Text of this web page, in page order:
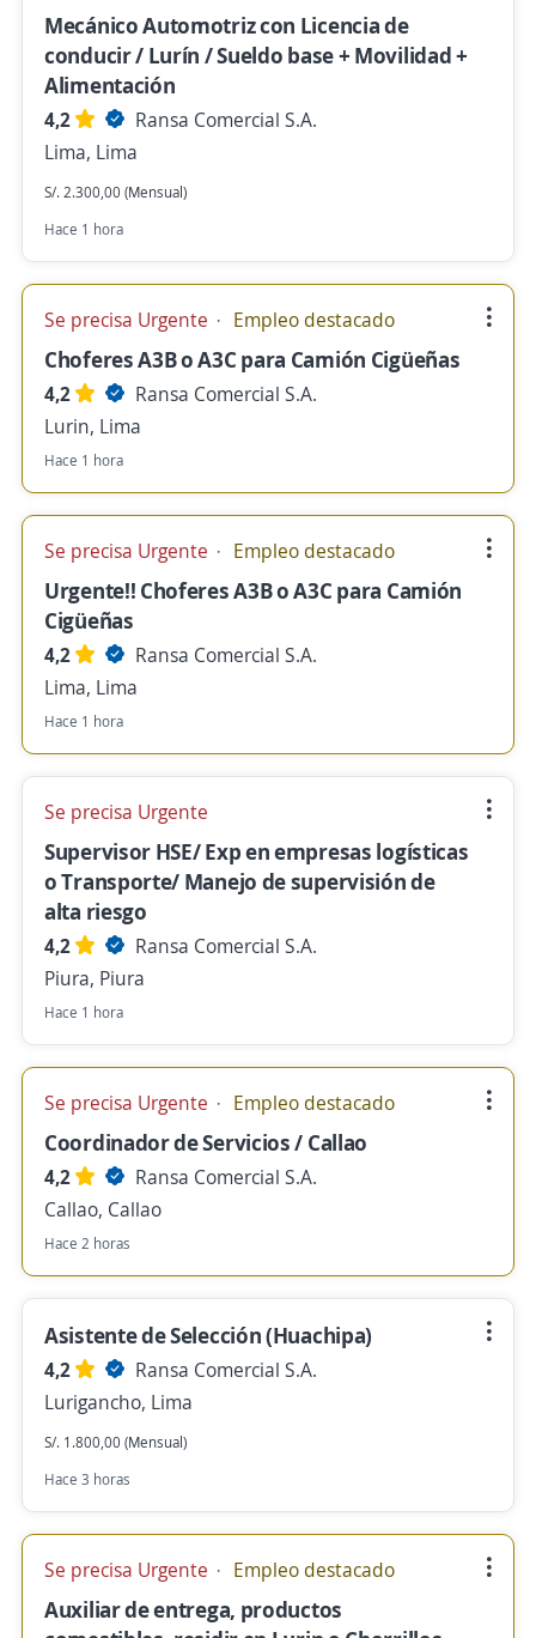
Mecánico Automotriz con Licencia de
conducir / Lurín / Sueldo base + Movilidad +
Alimentación
4,2
Ransa Comercial S.A.
Lima, Lima
S/. 2.300,00 (Mensual)
Hace 1 hora
Se precisa Urgente Empleo destacado
Choferes A3B o A3C para Camión Cigüeñas
4,2
Ransa Comercial S.A.
Lurin, Lima
Hace 1 hora
Se precisa Urgente Empleo destacado
Urgente!! Choferes A3B o A3C para Camión
Cigüeñas
4,2
Ransa Comercial S.A.
Lima, Lima
Hace 1 hora
Se precisa Urgente
Supervisor HSE/ Exp en empresas logísticas
o Transporte/ Manejo de supervisión de
alta riesgo
4,2
Ransa Comercial S.A.
Piura, Piura
Hace 1 hora
Se precisa Urgente Empleo destacado
Coordinador de Servicios / Callao
4,2
Ransa Comercial S.A.
Callao, Callao
Hace 2 horas
Asistente de Selección (Huachipa)
4,2
Ransa Comercial S.A.
Lurigancho, Lima
S/. 1.800,00 (Mensual)
Hace 3 horas
Se precisa Urgente Empleo destacado
Auxiliar de entrega, productos